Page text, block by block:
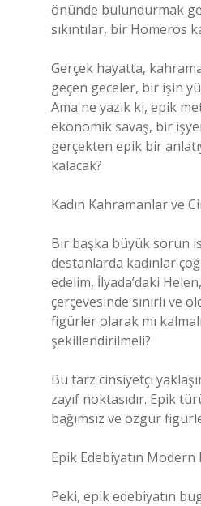
önünde bulundurmak
sıkıntılar, bir Homeros
Gerçek hayatta,
geçen geceler, bir işin
Ama ne yazık ki, epik
ekonomik savaş, bir
gerçekten epik bir
kalacak?
Kadın Kahramanlar ve
Bir başka büyük sorun
destanlarda kadınlar
edelim, İlyada’daki
çerçevesinde sınırlı ve
figürler olarak mı
şekillendirilmeli?
Bu tarz cinsiyetçi
zayıf noktasıdır. Epik
bağımsız ve özgür
Epik Edebiyatın
Peki, epik edebiyatın